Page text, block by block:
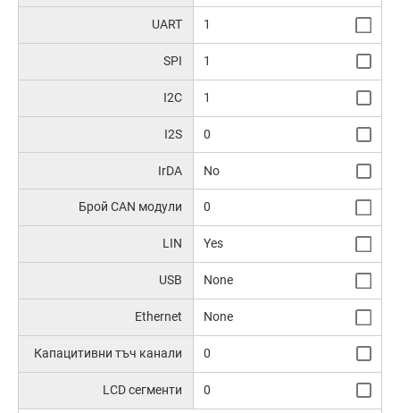
UART 1
SPI 1
I2C 1
I2S 0
IrDA No
Брой CAN модули 0
LIN Yes
USB None
Ethernet None
Капацитивни тъч канали 0
LCD сегменти 0